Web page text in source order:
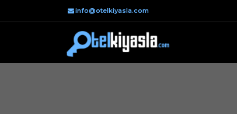
info@otelkiyasla.com